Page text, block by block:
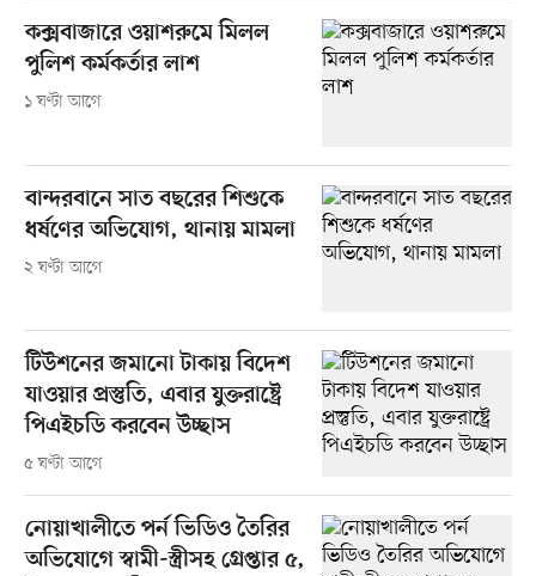
কক্সবাজারে ওয়াশরুমে মিলল
পুলিশ কর্মকর্তার লাশ
১ ঘণ্টা আগে
বান্দরবানে সাত বছরের শিশুকে
ধর্ষণের অভিযোগ, থানায় মামলা
২ ঘণ্টা আগে
টিউশনের জমানো টাকায় বিদেশ
যাওয়ার প্রস্তুতি, এবার যুক্তরাষ্ট্রে
পিএইচডি করবেন উচ্ছাস
৫ ঘণ্টা আগে
নোয়াখালীতে পর্ন ভিডিও তৈরির
অভিযোগে স্বামী-স্ত্রীসহ গ্রেপ্তার ৫,